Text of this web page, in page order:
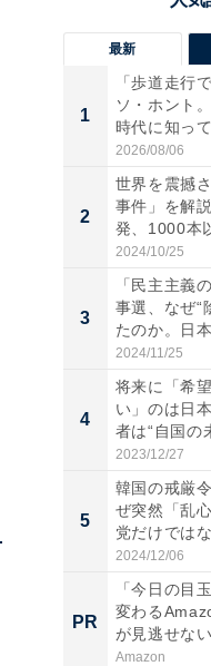
最新
1
「歩道走行
ソ・ホント
時代に知っ
2026/08/06
2
世界を震撼
事件」を解
発、1000本
2024/10/25
3
「民主主義
事選、なぜ“
たのか。日
2024/11/25
4
将来に「希
い」のは日
者は“自国の
じ...
2023/12/27
5
韓国の戒厳
ぜ突然「乱
党だけでは
メ...
2024/12/06
PR
「今日の目
変わる
が見逃せない
Amazon